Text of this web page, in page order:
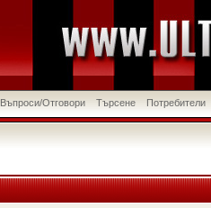
Въпроси/Отговори Търсене Потребители